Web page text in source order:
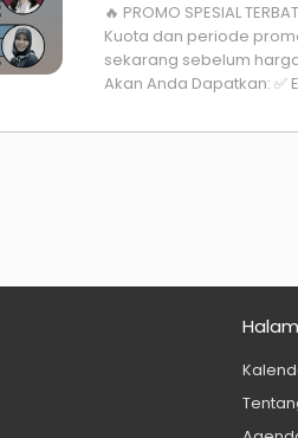
🔥 PROMO SPESIAL
Kuota dan periode
sekarang sebelum
Akan Anda Dapatkan: ✅